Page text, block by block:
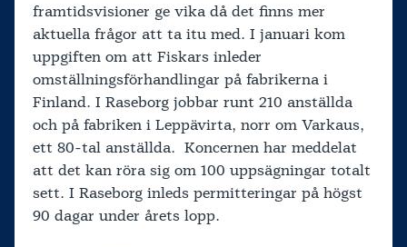
framtidsvisioner ge vika då det finns mer
aktuella frågor att ta itu med. I januari kom
uppgiften om att Fiskars inleder
omställningsförhandlingar på fabrikerna i
Finland. I Raseborg jobbar runt 210 anställda
och på fabriken i Leppävirta, norr om Varkaus,
ett 80-tal anställda. Koncernen har meddelat
att det kan röra sig om 100 uppsägningar totalt
sett. I Raseborg inleds permitteringar på högst
90 dagar under årets lopp.